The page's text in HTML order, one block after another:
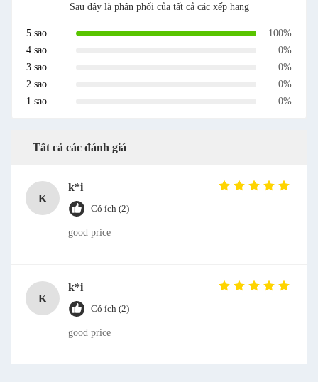
Sau đây là phân phối của tất cả các xếp hạng
5 sao
100%
4 sao
0%
3 sao
0%
2 sao
0%
1 sao
0%
Tất cả các đánh giá
K
k*i
Có ích (2)
good price
K
k*i
Có ích (2)
good price